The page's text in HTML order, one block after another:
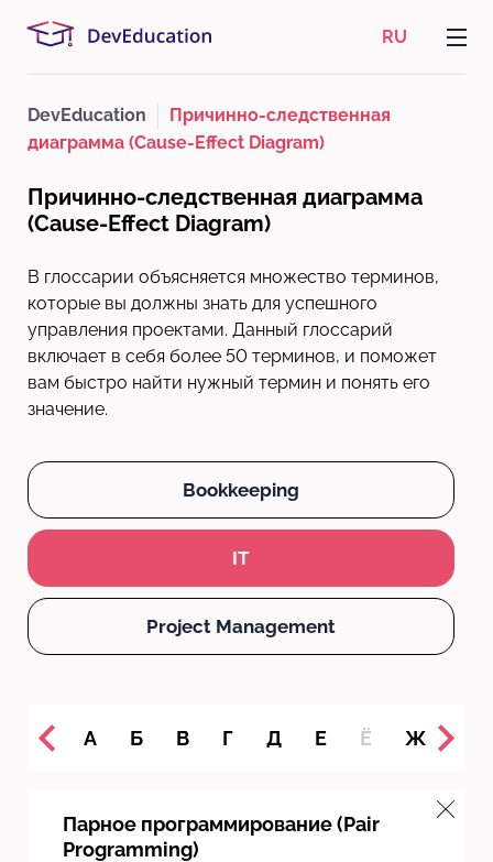
RU
DevEducation
Причинно-следственная
диаграмма (Cause-Effect Diagram)
Причинно-следственная диаграмма
(Cause-Effect Diagram)
В глоссарии объясняется множество терминов,
которые вы должны знать для успешного
управления проектами. Данный глоссарий
включает в себя более 50 терминов, и поможет
вам быстро найти нужный термин и понять его
значение.
Bookkeeping
IT
Project Management
А Б В Г Д Е Ё Ж
Парное программирование (Pair
Programming)